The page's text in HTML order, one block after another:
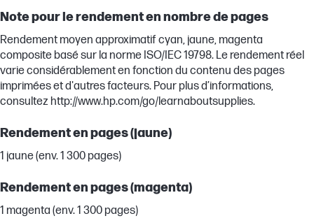
Note pour le rendement en nombre de pages
Rendement moyen approximatif cyan, jaune, magenta
composite basé sur la norme ISO/IEC 19798. Le rendement réel
varie considérablement en fonction du contenu des pages
imprimées et d'autres facteurs. Pour plus d’informations,
consultez http://www.hp.com/go/learnaboutsupplies.
Rendement en pages (jaune)
1 jaune (env. 1 300 pages)
Rendement en pages (magenta)
1 magenta (env. 1 300 pages)